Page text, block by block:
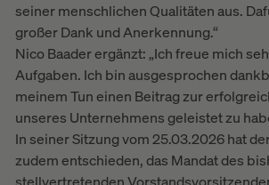
seiner menschlichen Qualitäten aus.
großer Dank und Anerkennung.“
Nico Baader ergänzt: „Ich freue mich
Aufgaben. Ich bin ausgesprochen
meinem Tun einen Beitrag zur
unseres Unternehmens geleistet zu
In seiner Sitzung vom 25.03.2026 hat
zudem entschieden, das Mandat des